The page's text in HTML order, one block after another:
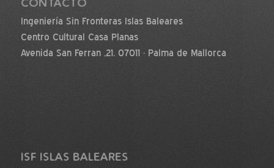
Ingeniería Sin Fronteras Islas Baleares
Centro Cultural Casa Planas
Avenida San Ferran ,21. 07011 · Palma de Mallorca
ISF ISLAS BALEARES